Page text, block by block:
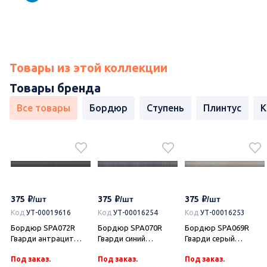
Товары из этой коллекции
Товары бренда
Все товары Бордюр Ступень Плинтус
375
Код УТ-00019616
Бордюр SPA072R
Гварди антрацит
30x2,5x1,9, Kerama
Под заказ.
375
Код УТ-00016254
Бордюр SPA070R
Гварди синий
30x2,5x1,9, Kerama
Под заказ.
375
Код УТ-00016253
Бордюр SPA069R
Гварди серый
обрезной 30x2,5x1,9,
Под заказ.